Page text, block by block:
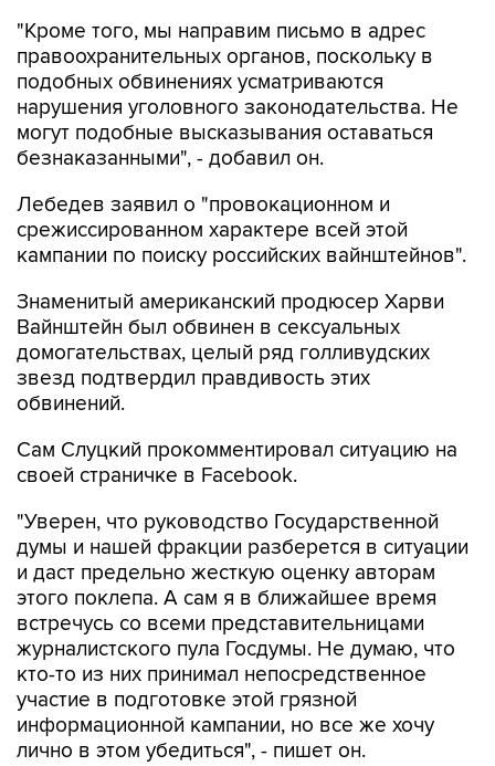
"Кроме того, мы направим письмо в адрес
правоохранительных органов, поскольку в
подобных обвинениях усматриваются
нарушения уголовного законодательства. Не
могут подобные высказывания оставаться
безнаказанными", - добавил он.
Лебедев заявил о "провокационном и
срежиссированном характере всей этой
кампании по поиску российских вайнштейнов".
Знаменитый американский продюсер Харви
Вайнштейн был обвинен в сексуальных
домогательствах, целый ряд голливудских
звезд подтвердил правдивость этих
обвинений.
Сам Слуцкий прокомментировал ситуацию на
своей страничке в Facebook.
"Уверен, что руководство Государственной
думы и нашей фракции разберется в ситуации
и даст предельно жесткую оценку авторам
этого поклепа. А сам я в ближайшее время
встречусь со всеми представительницами
журналистского пула Госдумы. Не думаю, что
кто-то из них принимал непосредственное
участие в подготовке этой грязной
информационной кампании, но все же хочу
лично в этом убедиться", - пишет он.